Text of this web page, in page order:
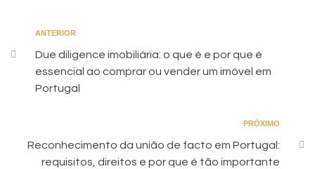
ANTERIOR
Due diligence imobiliária: o que é e por que é
essencial ao comprar ou vender um imóvel em
Portugal
PRÓXIMO
Reconhecimento da união de facto em Portugal:
requisitos, direitos e por que é tão importante